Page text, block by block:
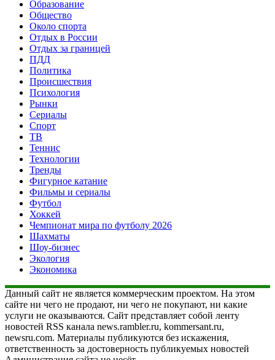
Образование
Общество
Около спорта
Отдых в России
Отдых за границей
ПДД
Политика
Происшествия
Психология
Рынки
Сериалы
Спорт
ТВ
Теннис
Технологии
Тренды
Фигурное катание
Фильмы и сериалы
Футбол
Хоккей
Чемпионат мира по футболу 2026
Шахматы
Шоу-бизнес
Экология
Экономика
Данный сайт не является коммерческим проектом. На этом
сайте ни чего не продают, ни чего не покупают, ни какие
услуги не оказываются. Сайт представляет собой ленту
новостей RSS канала news.rambler.ru, kommersant.ru,
newsru.com. Материалы публикуются без искажения,
ответственность за достоверность публикуемых новостей